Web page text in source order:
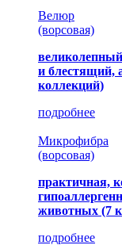
Велюр
(ворсовая)
и блестящий,
коллекций)
подробнее
Микрофибра
(ворсовая)
практичная,
животных (7
подробнее